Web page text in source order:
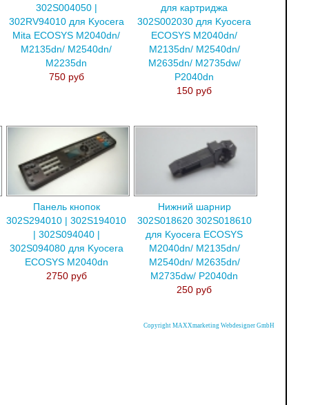
302S004050 |
302RV94010 для Kyocera
Mita ECOSYS M2040dn/
M2135dn/ M2540dn/
M2235dn
750 руб
для картриджа
302S002030 для Kyocera
ECOSYS M2040dn/
M2135dn/ M2540dn/
M2635dn/ M2735dw/
P2040dn
150 руб
Панель кнопок
302S294010 | 302S194010
| 302S094040 |
302S094080 для Kyocera
ECOSYS M2040dn
2750 руб
Нижний шарнир
302S018620 302S018610
для Kyocera ECOSYS
M2040dn/ M2135dn/
M2540dn/ M2635dn/
M2735dw/ P2040dn
250 руб
Copyright MAXXmarketing Webdesigner GmbH